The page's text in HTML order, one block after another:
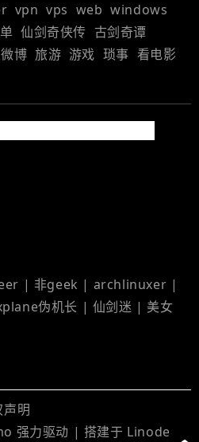
vpn vps web windows
仙剑奇侠传 古剑奇谭
博 旅游 游戏 琐事 看电影
| 非geek | archlinuxer |
伪机长 | 仙剑迷 | 美女
声明
强力驱动 | 搭建于 Linode